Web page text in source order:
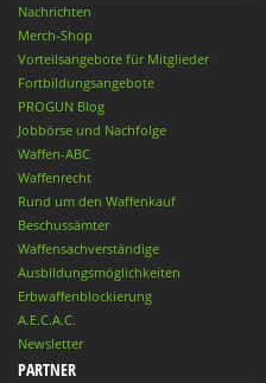
Nachrichten
Merch-Shop
Vorteilsangebote für Mitglieder
Fortbildungsangebote
PROGUN Blog
Jobbörse und Nachfolge
Waffen-ABC
Waffenrecht
Rund um den Waffenkauf
Beschussämter
Waffensachverständige
Ausbildungsmöglichkeiten
Erbwaffenblockierung
A.E.C.A.C.
Newsletter
PARTNER